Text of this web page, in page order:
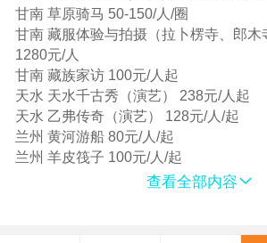
车时间相对较长，所以在刚刚开始想上
傅打好招呼，以便及时安排。
预订说明 亲爱的游客朋友们：
为了您的旅程更顺心，对我们的接待工
益得到更合理的保障，请您购买此旅游
以下内容，谢谢！
【机票】：机票一经出票不得签转、更
间以票面为准。游客自身原因造成名字
误、或者隐瞒其为国家登记的失信人身
可携带一些有关常备清热、解渴、滋润
夏桑菊冲剂，藿香正气水、十滴水、创
疗肠胃不适药物等）。建议最好不要抽
火。
2、西北地区由于地域辽阔，景点之间车
来西北旅游时注意休息调配好时间，以
游活动. 途中可以自带：巧克力、牛肉干
他个人爱好的食品和零食，最好是含热
以带一些木糖醇口香糖，因为嚼口香糖
痛、受旅游地自然条件限制，景点沿途
都有一定的差距，且北方大部分地区口
甘南 草原骑马 50-150/人/圈
甘南 藏服体验与拍摄（拉卜楞寺、郎木
1280元/人
甘南 藏族家访 100元/人起
天水 天水千古秀（演艺） 238元/人起
天水 乙弗传奇（演艺） 128元/人/起
兰州 黄河游船 80元/人/起
兰州 羊皮筏子 100元/人/起
查看全部内容